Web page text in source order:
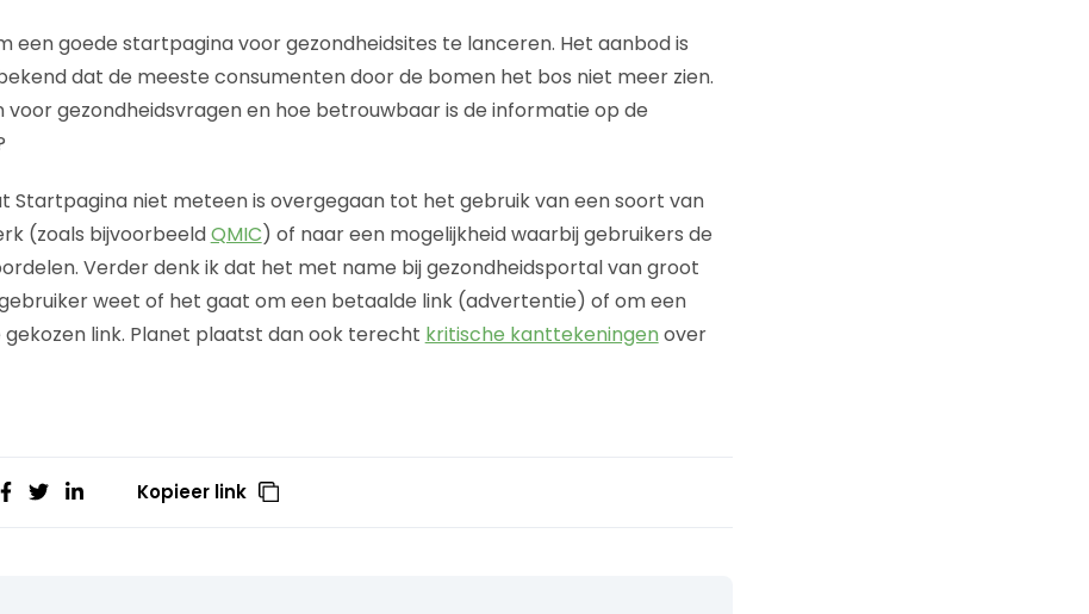
een goede startpagina voor gezondheidsites te lanceren. Het aanbod is
dat de meeste consumenten door de bomen het bos niet meer zien.
voor gezondheidsvragen en hoe betrouwbaar is de informatie op de
Startpagina niet meteen is overgegaan tot het gebruik van een soort van
(zoals bijvoorbeeldQMIC) of naar een mogelijkheid waarbij gebruikers de
Verder denk ik dat het met name bij gezondheidsportal van groot
weet of het gaat om een betaalde link (advertentie) of om een
link. Planet plaatst dan ook terecht kritische kanttekeningen over
Kopieer link